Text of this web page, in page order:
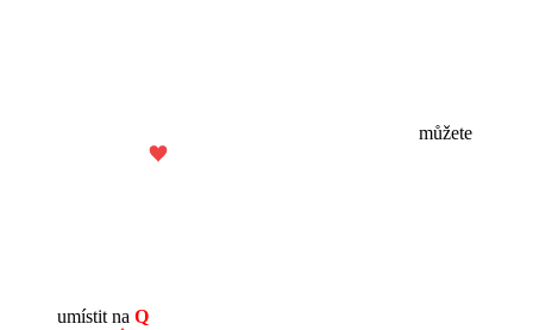
můžete
umístit na Q